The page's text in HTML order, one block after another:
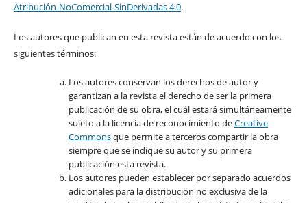
Atribución-NoComercial-SinDerivadas 4.0.
Los autores que publican en esta revista están de acuerdo con los
siguientes términos:
Los autores conservan los derechos de autor y
garantizan a la revista el derecho de ser la primera
publicación de su obra, el cuál estará simultáneamente
sujeto a la licencia de reconocimiento deCreative
Commonsque permite a terceros compartir la obra
siempre que se indique su autor y su primera
publicación esta revista.
Los autores pueden establecer por separado acuerdos
adicionales para la distribución no exclusiva de la